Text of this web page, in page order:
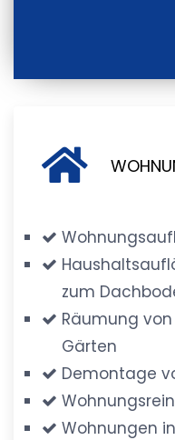
zum
Räumung
Gärten
Demontage
Wohnungen